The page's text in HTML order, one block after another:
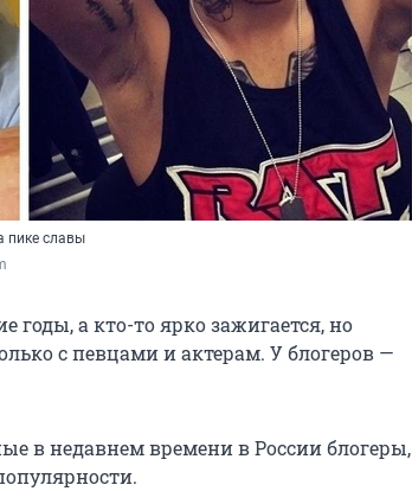
пике славы
годы, а кто-то ярко зажигается, но
с певцами и актерам. У блогеров —
в недавнем времени в России блогеры,